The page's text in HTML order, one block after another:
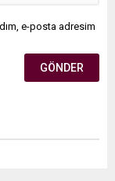
e-posta adresim